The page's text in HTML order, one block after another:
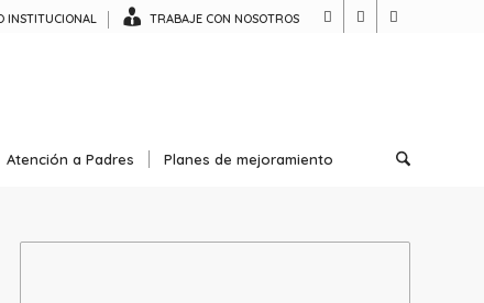
INSTITUCIONAL TRABAJE CON NOSOTROS
Atención a Padres Planes de mejoramiento